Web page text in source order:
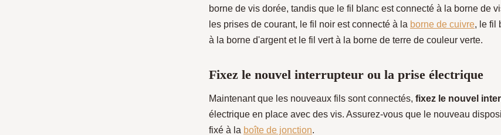
borne de vis dorée, tandis que le fil blanc est connecté à la borne de
les prises de courant, le fil noir est connecté à la borne de cuivre, le fil
à la borne d'argent et le fil vert à la borne de terre de couleur verte.
Fixez le nouvel interrupteur ou la prise électrique
Maintenant que les nouveaux fils sont connectés, fixez le nouvel
électrique en place avec des vis. Assurez-vous que le nouveau
fixé à la boîte de jonction.